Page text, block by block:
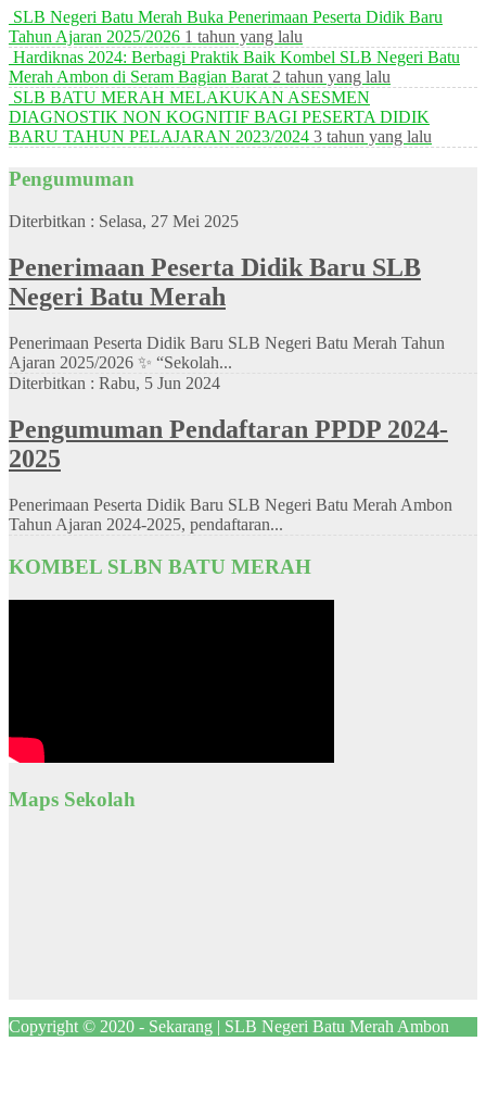
SLB Negeri Batu Merah Buka Penerimaan Peserta Didik Baru
Tahun Ajaran 2025/2026 1 tahun yang lalu
Hardiknas 2024: Berbagi Praktik Baik Kombel SLB Negeri Batu
Merah Ambon di Seram Bagian Barat 2 tahun yang lalu
SLB BATU MERAH MELAKUKAN ASESMEN
DIAGNOSTIK NON KOGNITIF BAGI PESERTA DIDIK
BARU TAHUN PELAJARAN 2023/2024 3 tahun yang lalu
Pengumuman
Diterbitkan : Selasa, 27 Mei 2025
Penerimaan Peserta Didik Baru SLB
Negeri Batu Merah
Penerimaan Peserta Didik Baru SLB Negeri Batu Merah Tahun
Ajaran 2025/2026 ✨ “Sekolah...
Diterbitkan : Rabu, 5 Jun 2024
Pengumuman Pendaftaran PPDP 2024-
2025
Penerimaan Peserta Didik Baru SLB Negeri Batu Merah Ambon
Tahun Ajaran 2024-2025, pendaftaran...
KOMBEL SLBN BATU MERAH
Maps Sekolah
Copyright © 2020 - Sekarang | SLB Negeri Batu Merah Ambon